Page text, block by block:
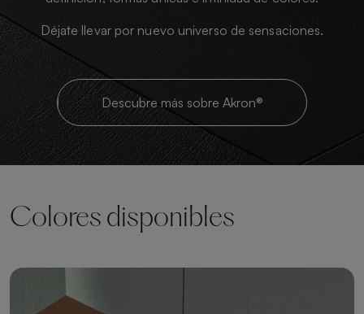
Déjate llevar por nuevo universo de sensaciones.
Descubre más sobre Akron®
Colores disponibles